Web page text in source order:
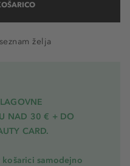
želja
NAD 30 € + DO
CARD.
samodejno